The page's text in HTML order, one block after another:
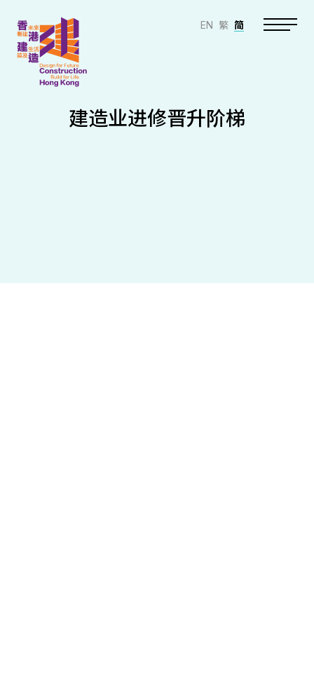
EN 繁 简
建造业进修晋升阶梯